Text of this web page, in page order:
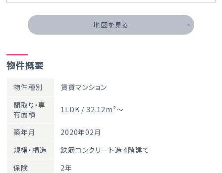
地図を見る
物件概要
物件種別
賃貸マンション
間取り・専
有面積
1LDK / 32.12m²～
築年月
2020年02月
規模・構造
鉄筋コンクリート造 4階建て
保険
2年